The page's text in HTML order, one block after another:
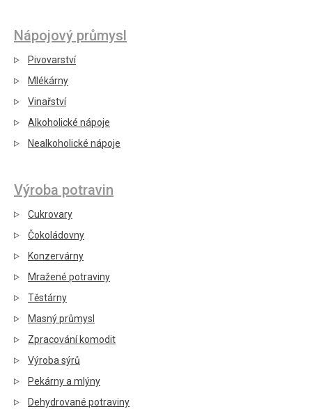
Nápojový průmysl
Pivovarství
Mlékárny
Vinařství
Alkoholické nápoje
Nealkoholické nápoje
Výroba potravin
Cukrovary
Čokoládovny
Konzervárny
Mražené potraviny
Těstárny
Masný průmysl
Zpracování komodit
Výroba sýrů
Pekárny a mlýny
Dehydrované potraviny